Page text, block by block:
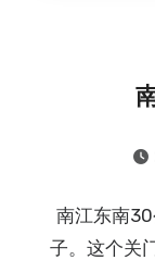
南江东南
子。这个关